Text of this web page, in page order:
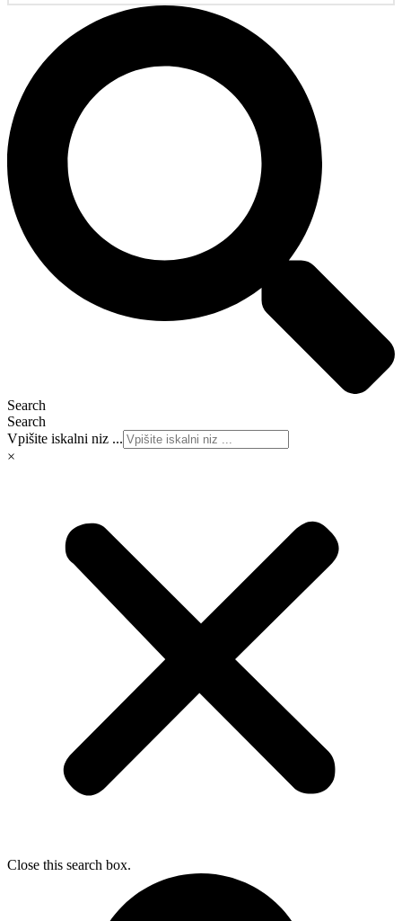
Search
Search
Vpišite iskalni niz ...
×
Close this search box.